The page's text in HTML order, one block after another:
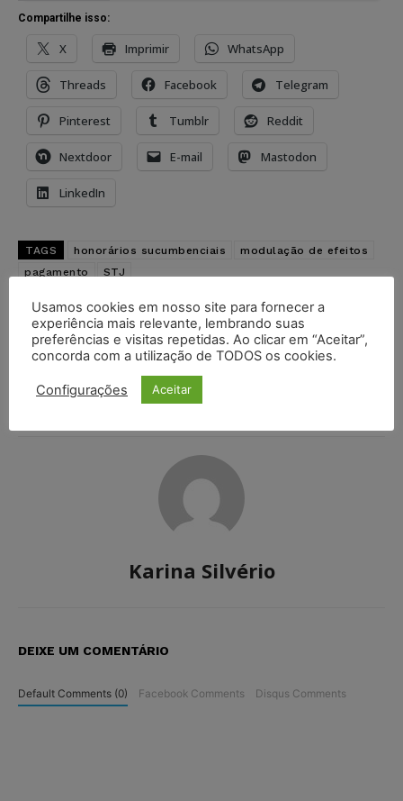
Compartilhe isso:
X Imprimir WhatsApp
Threads Facebook Telegram
Pinterest Tumblr Reddit
Nextdoor E-mail Mastodon
LinkedIn
TAGS honorários sucumbenciais
modulação de efeitos
pagamento
STJ
Artigo anterior
TJDFT reconhece
responsabilidade objetiva
de creche e fixa
indenização por lesões
sofridas por bebê
Próximo artigo
Contratos de locação
demandam revisão
imediata diante das
Karina Silvério
DEIXE UM COMENTÁRIO
Default Comments (0) Facebook Comments Disqus Comments
Usamos cookies em nosso site para fornecer a
experiência mais relevante, lembrando suas
preferências e visitas repetidas. Ao clicar em “Aceitar”,
concorda com a utilização de TODOS os cookies.
Configurações Aceitar